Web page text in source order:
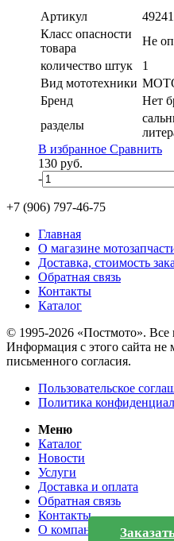
Артикул
Класс опасности
товара
Не
количество штук
1
Вид мототехники
Бренд
Нет
разделы
В избранное Сравнить
130 руб.
-
+7 (906) 797-46-75
Главная
О магазине
Доставка, стоимость
Обратная связь
Контакты
Каталог
© 1995-2026 «Постмото».
Информация с этого сайта не
письменного согласия.
Пользовательское
Политика
Меню
Каталог
Новости
Услуги
Доставка и оплата
Обратная связь
Контакты
О компании